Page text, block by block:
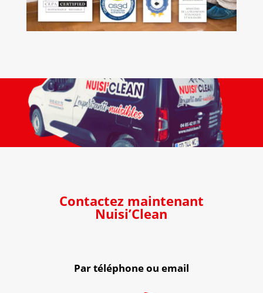
Contactez maintenant
Nuisi’Clean
Par téléphone ou email